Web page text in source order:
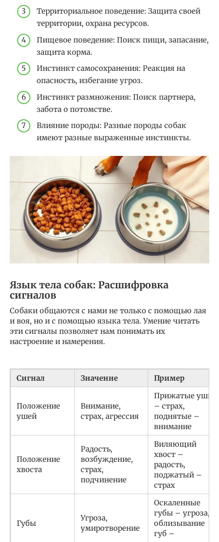
Территориальное поведение: Защита своей
территории, охрана ресурсов.
Пищевое поведение: Поиск пищи, запасание,
защита корма.
Инстинкт самосохранения: Реакция на
опасность, избегание угроз.
Инстинкт размножения: Поиск партнера,
забота о потомстве.
Влияние породы: Разные породы собак
имеют разные выраженные инстинкты.
Язык тела собак: Расшифровка
сигналов
Собаки общаются с нами не только с помощью лая
и воя, но и с помощью языка тела. Умение читать
эти сигналы позволяет нам понимать их
настроение и намерения.
Сигнал Значение Пример
Положение
ушей
Внимание,
страх, агрессия
Прижатые уши
– страх,
поднятые –
внимание
Положение
хвоста
Радость,
возбуждение,
страх,
подчинение
Виляющий
хвост –
радость,
поджатый –
страх
Губы
Угроза,
умиротворение
Оскаленные
губы – угроза,
облизывание
губ –